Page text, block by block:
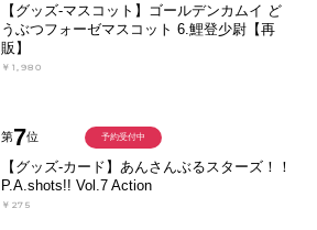
【グッズ-マスコット】ゴールデンカムイ ど
うぶつフォーゼマスコット 6.鯉登少尉【再
販】
￥1,980
第7位
【グッズ-カード】あんさんぶるスターズ！！
P.A.shots!! Vol.7 Action
￥275
予約受付中